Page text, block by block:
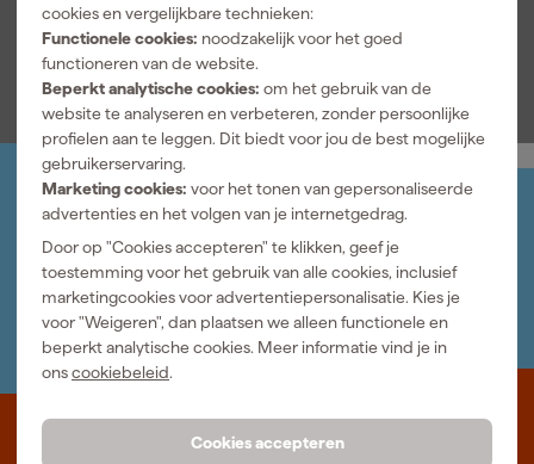
cookies en vergelijkbare technieken:
Functionele cookies: noodzakelijk voor het goed
functioneren van de website.
Beperkt analytische cookies: om het gebruik van de
website te analyseren en verbeteren, zonder persoonlijke
profielen aan te leggen. Dit biedt voor jou de best mogelijke
gebruikerservaring.
Marketing cookies: voor het tonen van gepersonaliseerde
advertenties en het volgen van je internetgedrag.
Door op "Cookies accepteren" te klikken, geef je
toestemming voor het gebruik van alle cookies, inclusief
marketingcookies voor advertentiepersonalisatie. Kies je
voor "Weigeren", dan plaatsen we alleen functionele en
beperkt analytische cookies. Meer informatie vind je in
onscookiebeleid.
Cookies accepteren
bithouder met dubbele schacht maakt gebruik van verschillende
bits mogelijk, afhankelijk van het model. Zo stem je de machine af
op jouw werkzaamheden.
Bekijk alle kenmerken
Jouw account
Nieuwsbrief
Inschrijven wekelijkse nieuwsbrief
Wij helpen je graag
Neem contact op met één van onze specialisten.
Waar staat Gereedschapcentrum voor